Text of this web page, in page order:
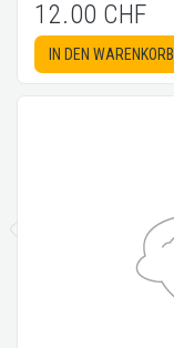
12.00 CHF
IN DEN WARENKORB